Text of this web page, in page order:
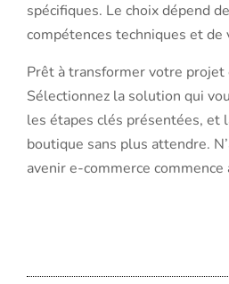
spécifiques. Le choix dépend
compétences techniques et de
Prêt à transformer votre projet
Sélectionnez la solution qui
les étapes clés présentées, et
boutique sans plus attendre.
avenir e-commerce commence